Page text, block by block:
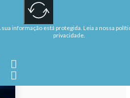
sua informação está protegida. Leia a nossa
privacidade.